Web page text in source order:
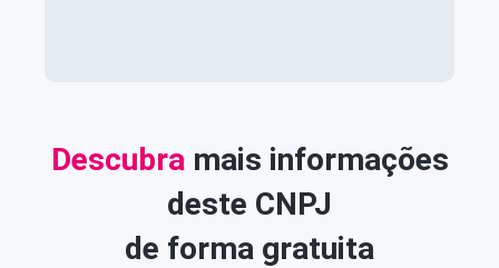
Descubra mais informações
deste CNPJ
de forma gratuita